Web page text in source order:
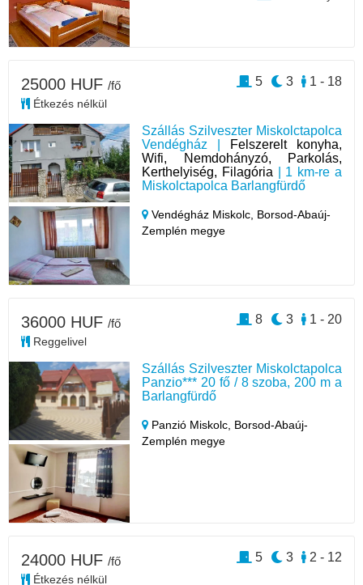
Szállás Szilveszter Miskolctapolca
Vendégház |
Felszerelt konyha,
Wifi, Nemdohányzó, Parkolás,
Kerthelyiség, Filagória | 1 km-re a
Miskolctapolca Barlangfürdő
Vendégház Miskolc, Borsod-Abaúj-
Zemplén megye
25000 HUF /fő
Étkezés nélkül
1 - 18
3
5
Szállás Szilveszter Miskolctapolca
Panzio*** 20 fő / 8 szoba, 200 m a
Barlangfürdő
Panzió Miskolc, Borsod-Abaúj-
Zemplén megye
36000 HUF /fő
Reggelivel
1 - 20
3
8
24000 HUF /fő
Étkezés nélkül
2 - 12
3
5